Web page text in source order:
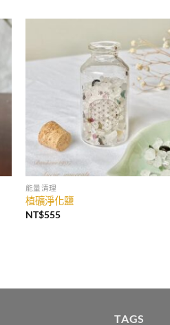
能量清理
植礦淨化鹽
NT$555
TAGS